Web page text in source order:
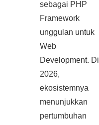
sebagai PHP
Framework
unggulan untuk
Web
Development. Di
2026,
ekosistemnya
menunjukkan
pertumbuhan